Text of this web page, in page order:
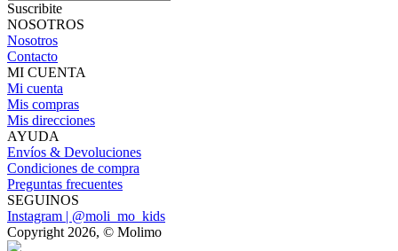
Suscribite
NOSOTROS
Nosotros
Contacto
MI CUENTA
Mi cuenta
Mis compras
Mis direcciones
AYUDA
Envíos & Devoluciones
Condiciones de compra
Preguntas frecuentes
SEGUINOS
Instagram | @moli_mo_kids
Copyright 2026, © Molimo